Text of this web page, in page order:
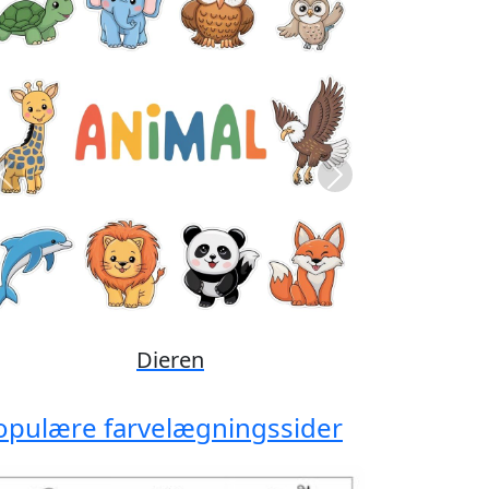
Disney
Previous Next
farvelægningssider